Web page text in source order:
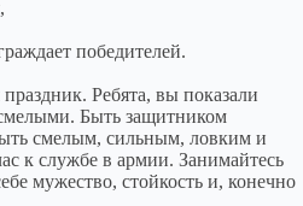
победителей.
Ребята, вы показали
Быть защитником
смелым, сильным, ловким и
к службе в армии. Занимайтесь
мужество, стойкость и, конечно